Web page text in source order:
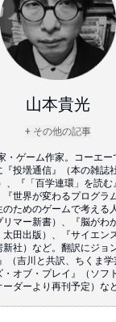
山本貴光
+ その他の記事
・ゲーム作家。コーエー
投壜通信』（本の雑誌
、『「百学連環」を読
世界が変わるプログラ
ためのゲームで考える
マー新書）、『脳がわ
太田出版）、『サイエン
社）など。翻訳にジョ
（吉川と共訳、ちくま学
オブ・プレイ』（ソフ
ダーより再刊予定）など